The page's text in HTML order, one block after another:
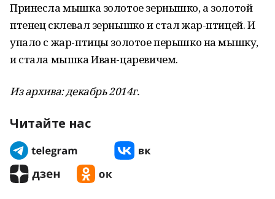
Принесла мышка золотое зернышко, а золотой
птенец склевал зернышко и стал жар-птицей. И
упало с жар-птицы золотое перышко на мышку,
и стала мышка Иван-царевичем.
Из архива: декабрь 2014г.
Читайте нас